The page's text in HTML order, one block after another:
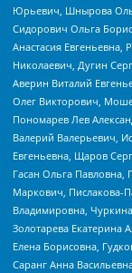
Юрьевич, Шнырова
Сидорович Ольга
Анастасия
Николаевич, Дугин
Аверин Виталий
Олег Викторович,
Пономарев Лев
Валерий Валерьевич,
Евгеньевна, Щаров
Гасан Ольга Павловна,
Маркович, Пислакова-
Владимировна,
Золотарева Екатерина
Елена Борисовна,
Саранг Анна